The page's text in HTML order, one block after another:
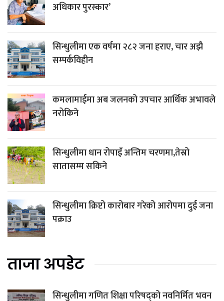
अधिकार पुरस्कार’
सिन्धुलीमा एक वर्षमा २८२ जना हराए, चार अझै
सम्पर्कविहीन
कमलामाईमा अब जलनको उपचार आर्थिक अभावले
नरोकिने
सिन्धुलीमा धान रोपाइँ अन्तिम चरणमा,तेस्रो
सातासम्म सकिने
सिन्धुलीमा क्रिप्टो कारोबार गरेको आरोपमा दुई जना
पक्राउ
ताजा अपडेट
सिन्धुलीमा गणित शिक्षा परिषद्को नवनिर्मित भवन